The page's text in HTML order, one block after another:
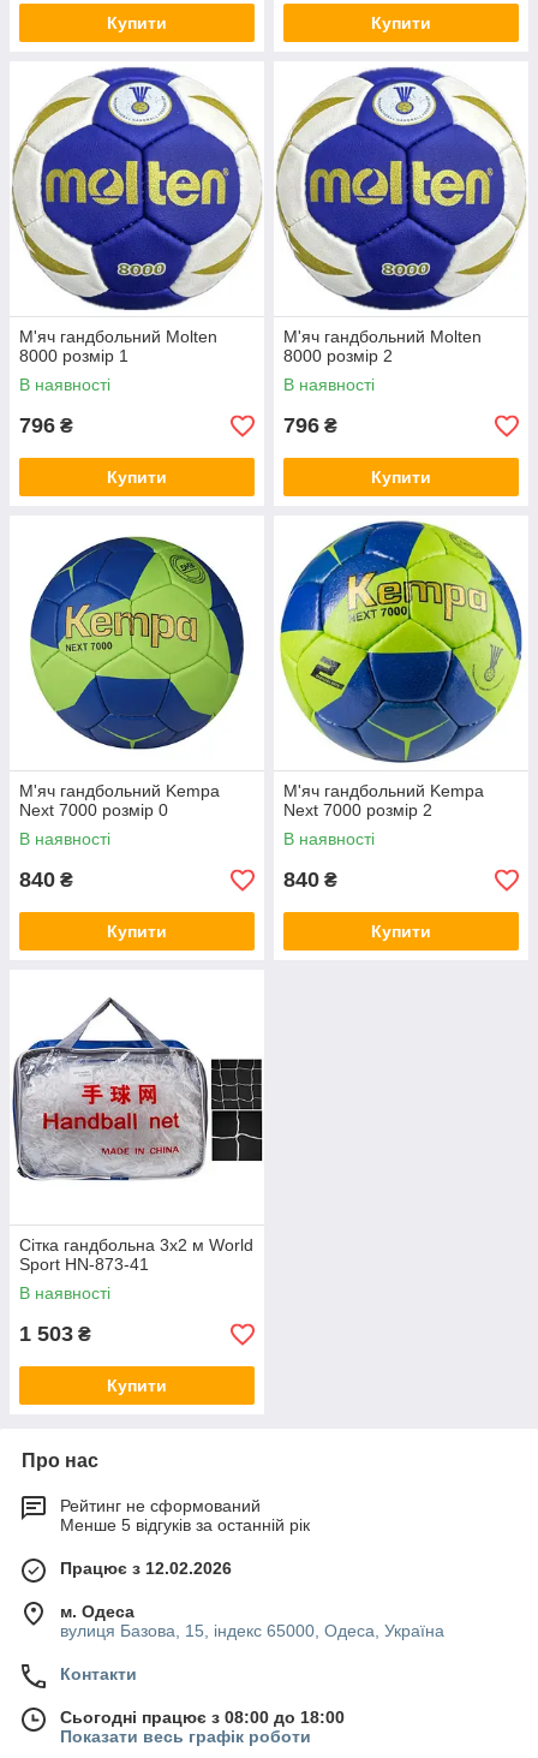
Купити Купити
М'яч гандбольний Molten
8000 розмір 1
В наявності
796 ₴
Купити
М'яч гандбольний Molten
8000 розмір 2
В наявності
796 ₴
Купити
М'яч гандбольний Kempa
Next 7000 розмір 0
В наявності
840 ₴
Купити
М'яч гандбольний Kempa
Next 7000 розмір 2
В наявності
840 ₴
Купити
Сітка гандбольна 3х2 м World
Sport HN-873-41
В наявності
1 503 ₴
Купити
Про нас
Рейтинг не сформований
Менше 5 відгуків за останній рік
Працює з 12.02.2026
м. Одеса
вулиця Базова, 15, індекс 65000, Одеса, Україна
Контакти
Сьогодні працює з 08:00 до 18:00
Показати весь графік роботи